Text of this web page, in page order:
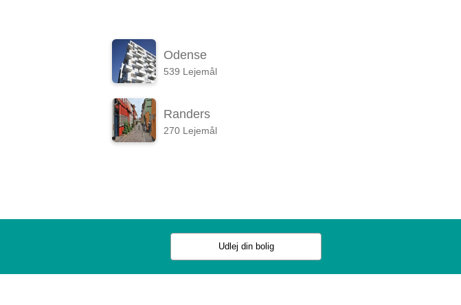
Odense
539 Lejemål
Randers
270 Lejemål
Udlej din bolig